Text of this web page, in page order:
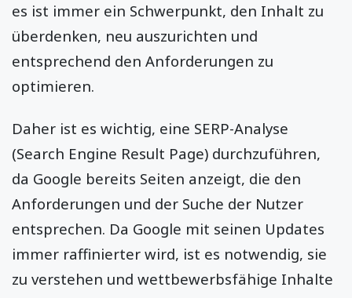
es ist immer ein Schwerpunkt, den Inhalt zu
überdenken, neu auszurichten und
entsprechend den Anforderungen zu
optimieren.
Daher ist es wichtig, eine SERP-Analyse
(Search Engine Result Page) durchzuführen,
da Google bereits Seiten anzeigt, die den
Anforderungen und der Suche der Nutzer
entsprechen. Da Google mit seinen Updates
immer raffinierter wird, ist es notwendig, sie
zu verstehen und wettbewerbsfähige Inhalte